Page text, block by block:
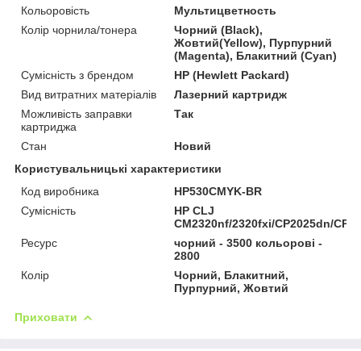
Кольоровість
Мультицветность
Колір чорнила/тонера
Чорний (Black),
Жовтий(Yellow), Пурпурний
(Magenta), Блакитний (Cyan)
Сумісність з брендом
HP (Hewlett Packard)
Вид витратних матеріалів
Лазерний картридж
Можливість заправки
картриджа
Так
Стан
Новий
Користувальницькі характеристики
Код виробника
HP530CMYK-BR
Сумісність
HP CLJ
CM2320nf/2320fxi/CP2025dn/
Ресурс
чорний - 3500 кольорові -
2800
Колір
Чорний, Блакитний,
Пурпурний, Жовтий
Приховати